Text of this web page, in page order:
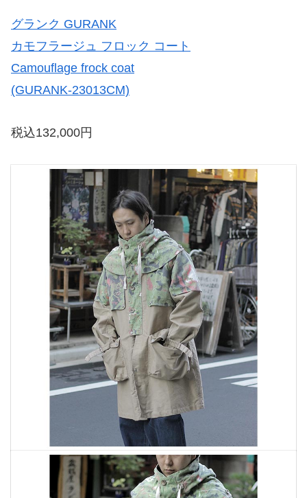
グランク GURANK
カモフラージュ フロック コート
Camouflage frock coat
(GURANK-23013CM)
税込132,000円